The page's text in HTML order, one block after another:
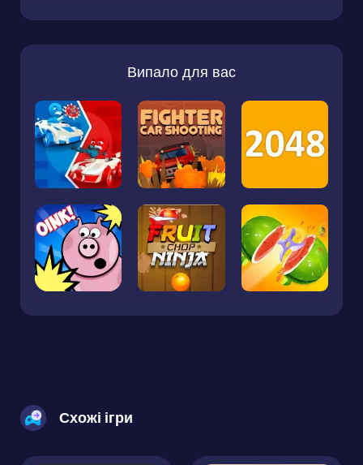
Випало для вас
Схожі ігри